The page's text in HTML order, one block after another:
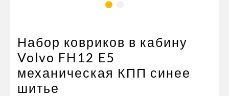
Набор ковриков в кабину
Volvo FH12 E5
механическая КПП синее
шитье